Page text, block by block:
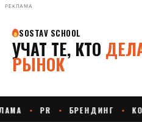
РЕКЛАМА